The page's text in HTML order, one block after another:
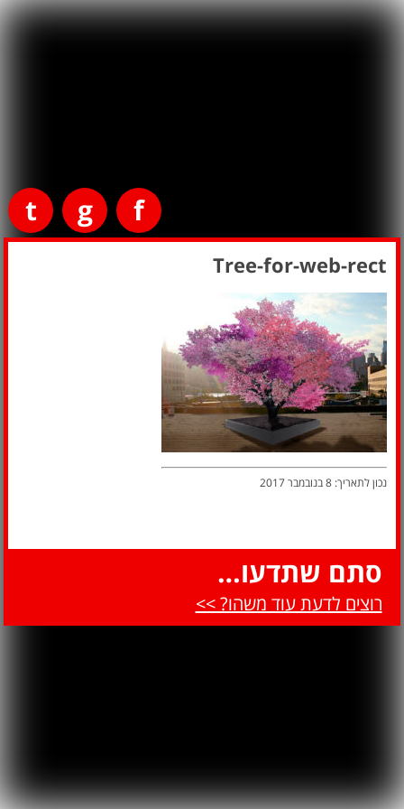
f
g
t
Tree-for-web-rect
נכון לתאריך: 8 בנובמבר 2017
סתם שתדעו…
רוצים לדעת עוד משהו? >>